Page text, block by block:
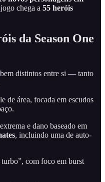
chega a 55 heróis
da Season One
distintos entre si — tanto
de área, focada em escudos
e dano baseado em
, incluindo uma de auto-
com foco em burst